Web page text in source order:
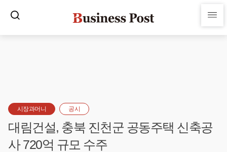
시장과머니 공시
대림건설, 충북 진천군 공동주택 신축공
사 720억 규모 수주